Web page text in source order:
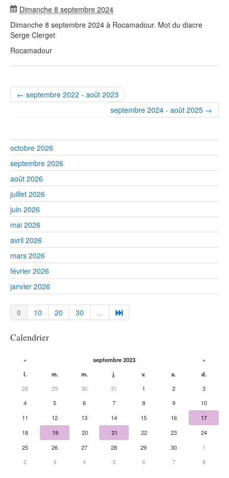
Dimanche 8 septembre 2024
Dimanche 8 septembre 2024 à Rocamadour. Mot du diacre
Serge Clerget
Rocamadour
← septembre 2022 - août 2023
septembre 2024 - août 2025 →
octobre 2026
septembre 2026
août 2026
juillet 2026
juin 2026
mai 2026
avril 2026
mars 2026
février 2026
janvier 2026
0 10 20 30 ...
Calendrier
« septembre 2023
»
l.
m. m. j. v. s.
d.
28
29 30 31 1 2
3
4
5 6 7 8 9
10
11
12 13 14 15 16
17
18
19 20 21 22 23
24
25
26 27 28 29 30
1
2
3 4 5 6 7 8